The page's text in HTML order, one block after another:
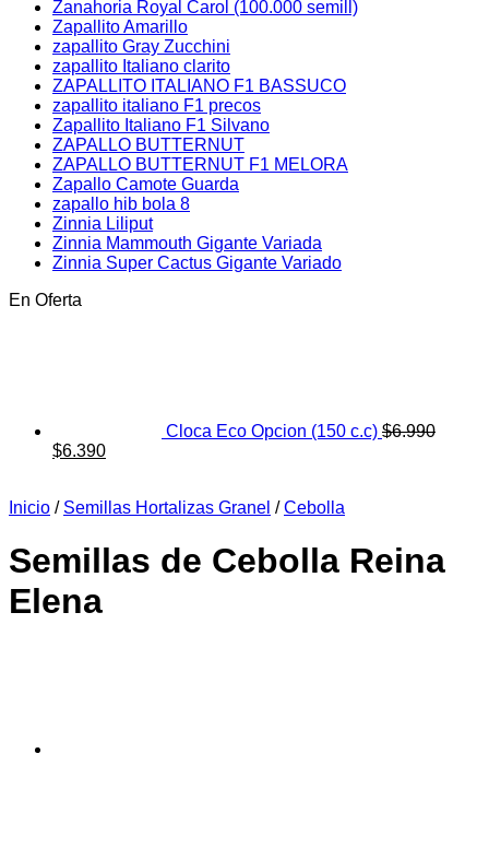
Zanahoria Royal Carol (100.000 semill)
Zapallito Amarillo
zapallito Gray Zucchini
zapallito Italiano clarito
ZAPALLITO ITALIANO F1 BASSUCO
zapallito italiano F1 precos
Zapallito Italiano F1 Silvano
ZAPALLO BUTTERNUT
ZAPALLO BUTTERNUT F1 MELORA
Zapallo Camote Guarda
zapallo hib bola 8
Zinnia Liliput
Zinnia Mammouth Gigante Variada
Zinnia Super Cactus Gigante Variado
En Oferta
Cloca Eco Opcion (150 c.c) $6.990
El
era:
$6.390El
es:
Inicio / Semillas Hortalizas Granel / Cebolla
Semillas de Cebolla Reina
Elena